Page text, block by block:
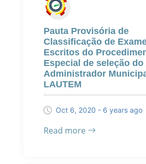
Pauta Provisória de
Classificação de
Escritos do
Especial de seleção do
Administrador
LAUTEM
Oct 6, 2020 - 6 years ago
Read more